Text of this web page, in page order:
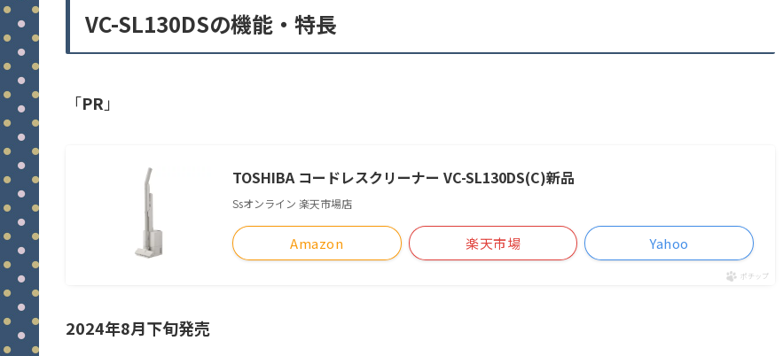
VC-SL130DSの機能・特長
「PR 」
TOSHIBA コードレスクリーナー VC-SL130DS(C)新品
Ssオンライン 楽天市場店
Amazon 楽天市場 Yahoo
ポチップ
2024年8月下旬発売